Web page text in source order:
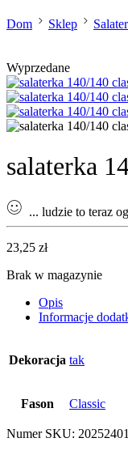
Dom Sklep
Wyprzedane
salaterka
... ludzie to teraz
23,25 zł
Brak w magazynie
Opis
Informacje
Dekoracja tak
Fason Classic
Numer SKU: